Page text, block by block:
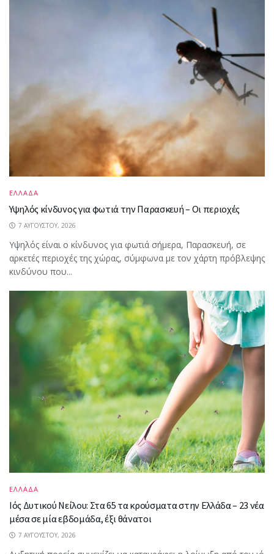
ΕΛΛΑΔΑ
Υψηλός κίνδυνος για φωτιά την Παρασκευή – Οι περιοχές
7 ΑΥΓΟΎΣΤΟΥ, 2026
Υψηλός είναι ο κίνδυνος για φωτιά σήμερα, Παρασκευή, σε
αρκετές περιοχές της χώρας, σύμφωνα με τον χάρτη πρόβλεψης
κινδύνου που...
ΕΛΛΑΔΑ
Ιός Δυτικού Νείλου: Στα 65 τα κρούσματα στην Ελλάδα – 23 νέα
μέσα σε μία εβδομάδα, έξι θάνατοι
7 ΑΥΓΟΎΣΤΟΥ, 2026